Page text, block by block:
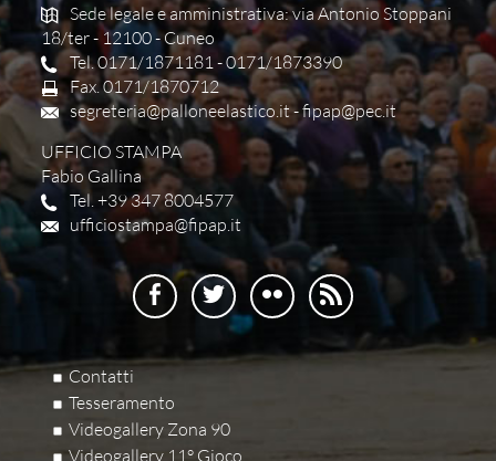
Sede legale e amministrativa: via Antonio Stoppani
18/ter - 12100 - Cuneo
Tel. 0171/1871181 - 0171/1873390
Fax. 0171/1870712
segreteria@palloneelastico.it-fipap@pec.it
UFFICIO STAMPA
Fabio Gallina
Tel. +39 347 8004577
ufficiostampa@fipap.it
Contatti
Tesseramento
Videogallery Zona 90
Videogallery 11° Gioco